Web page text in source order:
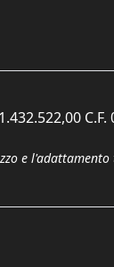
C.F.
e